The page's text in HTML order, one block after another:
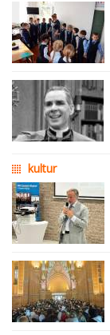
kultur